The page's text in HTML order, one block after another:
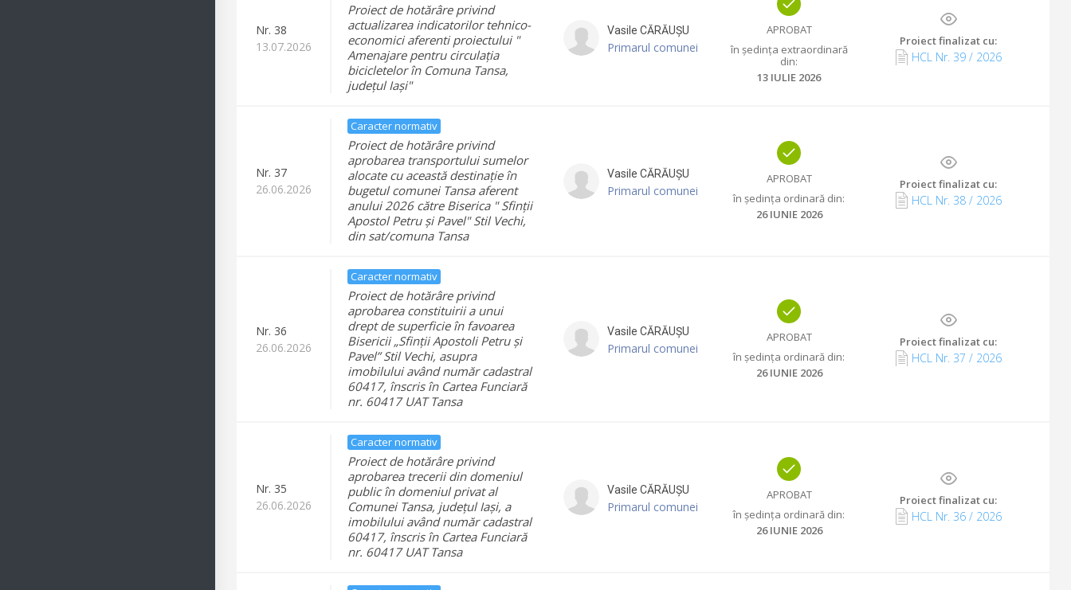
Nr. 38
13.07.2026
Proiect de hotărâre privind
actualizarea indicatorilor tehnico-
economici aferenti proiectului "
Amenajare pentru circulația
bicicletelor în Comuna Tansa,
județul Iași"
Vasile CĂRĂUȘU
Primarul comunei
APROBAT
în ședința extraordinară
din:
13 IULIE 2026
Proiect finalizat cu:
HCL Nr. 39/ 2026
Nr. 37
26.06.2026
Caracter normativ
Proiect de hotărâre privind
aprobarea transportului sumelor
alocate cu această destinație în
bugetul comunei Tansa aferent
anului 2026 către Biserica " Sfinții
Apostol Petru și Pavel" Stil Vechi,
din sat/comuna Tansa
Vasile CĂRĂUȘU
Primarul comunei
APROBAT
în ședința ordinară din:
26 IUNIE 2026
Proiect finalizat cu:
HCL Nr. 38/ 2026
Nr. 36
26.06.2026
Caracter normativ
Proiect de hotărâre privind
aprobarea constituirii a unui
drept de superficie în favoarea
Bisericii „Sfinții Apostoli Petru și
Pavel” Stil Vechi, asupra
imobilului având număr cadastral
60417, înscris în Cartea Funciară
nr. 60417 UAT Tansa
Vasile CĂRĂUȘU
Primarul comunei
APROBAT
în ședința ordinară din:
26 IUNIE 2026
Proiect finalizat cu:
HCL Nr. 37 / 2026
Nr. 35
26.06.2026
Caracter normativ
Proiect de hotărâre privind
aprobarea trecerii din domeniul
public în domeniul privat al
Comunei Tansa, județul Iași, a
imobilului având număr cadastral
60417, înscris în Cartea Funciară
nr. 60417 UAT Tansa
Vasile CĂRĂUȘU
Primarul comunei
APROBAT
în ședința ordinară din:
26 IUNIE 2026
Proiect finalizat cu:
HCL Nr. 36/ 2026